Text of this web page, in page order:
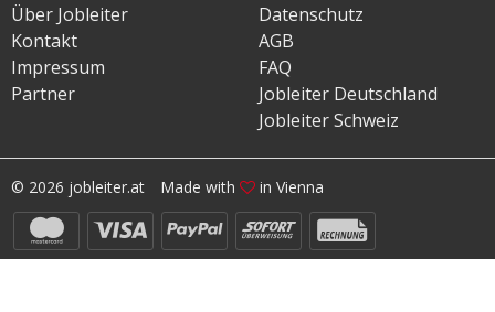
Über Jobleiter
Kontakt
Impressum
Partner
Datenschutz
AGB
FAQ
Jobleiter Deutschland
Jobleiter Schweiz
© 2026 jobleiter.at Made with in Vienna